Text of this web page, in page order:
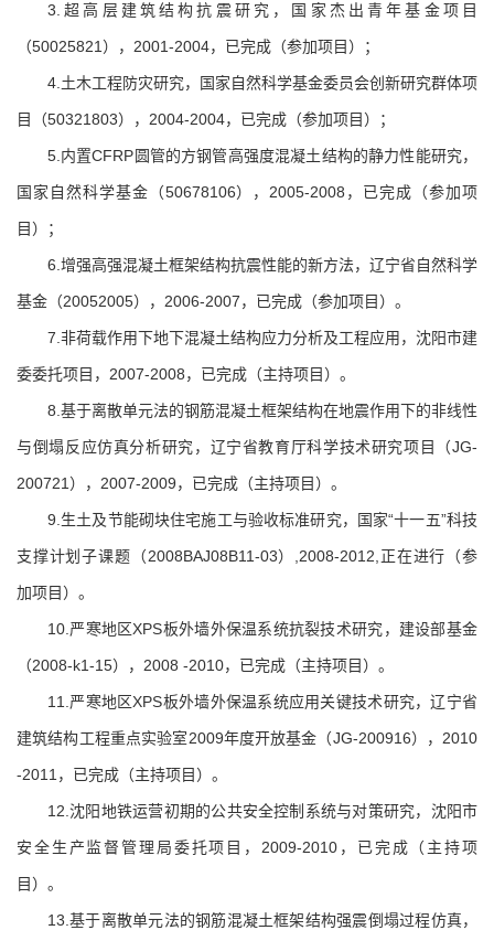
3.超高层建筑结构抗震研究，国家杰出青年基金项目
（50025821），2001-2004，已完成（参加项目）；
4.土木工程防灾研究，国家自然科学基金委员会创新研究群体项
目（50321803），2004-2004，已完成（参加项目）；
5.内置CFRP圆管的方钢管高强度混凝土结构的静力性能研究，
国家自然科学基金（50678106），2005-2008，已完成（参加项
目）；
6.增强高强混凝土框架结构抗震性能的新方法，辽宁省自然科学
基金（20052005），2006-2007，已完成（参加项目）。
7.非荷载作用下地下混凝土结构应力分析及工程应用，沈阳市建
委委托项目，2007-2008，已完成（主持项目）。
8.基于离散单元法的钢筋混凝土框架结构在地震作用下的非线性
与倒塌反应仿真分析研究，辽宁省教育厅科学技术研究项目（JG-
200721），2007-2009，已完成（主持项目）。
9.生土及节能砌块住宅施工与验收标准研究，国家“十一五”科技
支撑计划子课题（2008BAJ08B11-03）,2008-2012,正在进行（参
加项目）。
10.严寒地区XPS板外墙外保温系统抗裂技术研究，建设部基金
（2008-k1-15），2008 -2010，已完成（主持项目）。
11.严寒地区XPS板外墙外保温系统应用关键技术研究，辽宁省
建筑结构工程重点实验室2009年度开放基金（JG-200916），2010
-2011，已完成（主持项目）。
12.沈阳地铁运营初期的公共安全控制系统与对策研究，沈阳市
安全生产监督管理局委托项目，2009-2010，已完成（主持项
目）。
13.基于离散单元法的钢筋混凝土框架结构强震倒塌过程仿真，